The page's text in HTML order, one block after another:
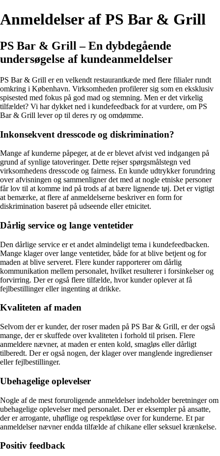
Anmeldelser af PS Bar & Grill
PS Bar & Grill – En dybdegående
undersøgelse af kundeanmeldelser
PS Bar & Grill er en velkendt restaurantkæde med flere filialer rundt
omkring i København. Virksomheden profilerer sig som en eksklusiv
spisested med fokus på god mad og stemning. Men er det virkelig
tilfældet? Vi har dykket ned i kundefeedback for at vurdere, om PS
Bar & Grill lever op til deres ry og omdømme.
Inkonsekvent dresscode og diskrimination?
Mange af kunderne påpeger, at de er blevet afvist ved indgangen på
grund af synlige tatoveringer. Dette rejser spørgsmålstegn ved
virksomhedens dresscode og fairness. En kunde udtrykker forundring
over afvisningen og sammenligner det med at nogle etniske personer
får lov til at komme ind på trods af at bære lignende tøj. Det er vigtigt
at bemærke, at flere af anmeldelserne beskriver en form for
diskrimination baseret på udseende eller etnicitet.
Dårlig service og lange ventetider
Den dårlige service er et andet almindeligt tema i kundefeedbacken.
Mange klager over lange ventetider, både for at blive betjent og for
maden at blive serveret. Flere kunder rapporterer om dårlig
kommunikation mellem personalet, hvilket resulterer i forsinkelser og
forvirring. Der er også flere tilfælde, hvor kunder oplever at få
fejlbestillinger eller ingenting at drikke.
Kvaliteten af maden
Selvom der er kunder, der roser maden på PS Bar & Grill, er der også
mange, der er skuffede over kvaliteten i forhold til prisen. Flere
anmeldere nævner, at maden er enten kold, smagløs eller dårligt
tilberedt. Der er også nogen, der klager over manglende ingredienser
eller fejlbestillinger.
Ubehagelige oplevelser
Nogle af de mest foruroligende anmeldelser indeholder beretninger om
ubehagelige oplevelser med personalet. Der er eksempler på ansatte,
der er arrogante, uhøflige og respektløse over for kunderne. Et par
anmeldelser nævner endda tilfælde af chikane eller seksuel krænkelse.
Positiv feedback